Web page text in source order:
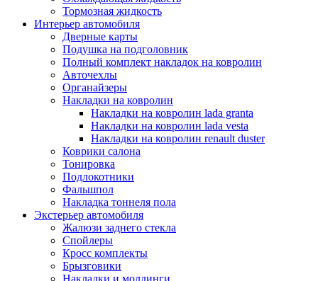
Тормозная жидкость
Интерьер автомобиля
Дверные карты
Подушка на подголовник
Полный комплект накладок на ковролин
Авточехлы
Органайзеры
Накладки на ковролин
Накладки на ковролин lada granta
Накладки на ковролин lada vesta
Накладки на ковролин renault duster
Коврики салона
Тонировка
Подлокотники
Фальшпол
Накладка тоннеля пола
Экстерьер автомобиля
Жалюзи заднего стекла
Спойлеры
Кросс комплекты
Брызговики
Накладки и молдинги